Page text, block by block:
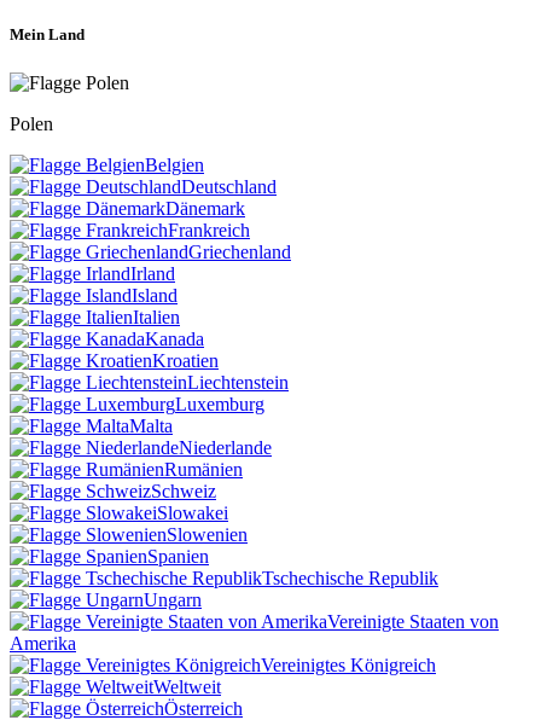
Mein Land
Polen
Belgien
Deutschland
Dänemark
Frankreich
Griechenland
Irland
Island
Italien
Kanada
Kroatien
Liechtenstein
Luxemburg
Malta
Niederlande
Rumänien
Schweiz
Slowakei
Slowenien
Spanien
Tschechische Republik
Ungarn
Vereinigte Staaten von
Amerika
Vereinigtes Königreich
Weltweit
Österreich